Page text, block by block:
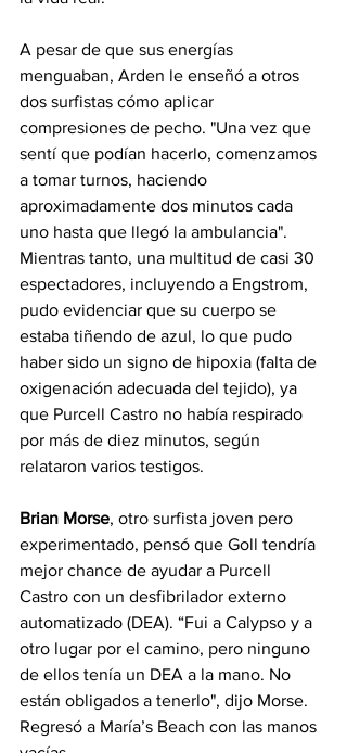
A pesar de que sus energías
menguaban, Arden le enseñó a otros
dos surfistas cómo aplicar
compresiones de pecho. "Una vez que
sentí que podían hacerlo, comenzamos
a tomar turnos, haciendo
aproximadamente dos minutos cada
uno hasta que llegó la ambulancia".
Mientras tanto, una multitud de casi 30
espectadores, incluyendo a Engstrom,
pudo evidenciar que su cuerpo se
estaba tiñendo de azul, lo que pudo
haber sido un signo de hipoxia (falta de
oxigenación adecuada del tejido), ya
que Purcell Castro no había respirado
por más de diez minutos, según
relataron varios testigos.
Brian Morse, otro surfista joven pero
experimentado, pensó que Goll tendría
mejor chance de ayudar a Purcell
Castro con un desfibrilador externo
automatizado (DEA). “Fui a Calypso y a
otro lugar por el camino, pero ninguno
de ellos tenía un DEA a la mano. No
están obligados a tenerlo", dijo Morse.
Regresó a María’s Beach con las manos